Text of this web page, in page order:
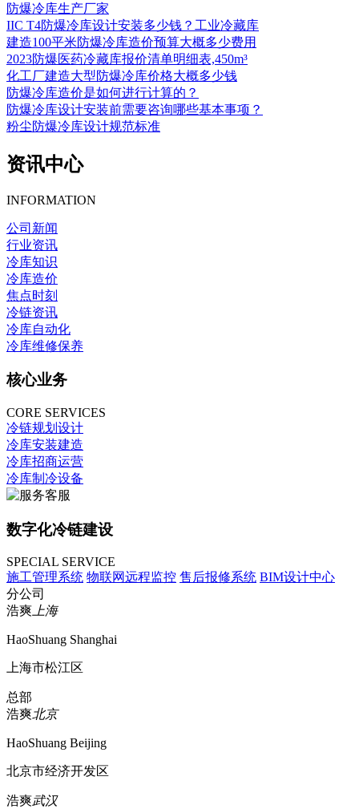
防爆冷库生产厂家
IIC T4防爆冷库设计安装多少钱？工业冷藏库
建造100平米防爆冷库造价预算大概多少费用
2023防爆医药冷藏库报价清单明细表,450m³
化工厂建造大型防爆冷库价格大概多少钱
防爆冷库造价是如何进行计算的？
防爆冷库设计安装前需要咨询哪些基本事项？
粉尘防爆冷库设计规范标准
资讯中心
INFORMATION
公司新闻
行业资讯
冷库知识
冷库造价
焦点时刻
冷链资讯
冷库自动化
冷库维修保养
核心业务
CORE SERVICES
冷链规划设计
冷库安装建造
冷库招商运营
冷库制冷设备
数字化冷链建设
SPECIAL SERVICE
施工管理系统 物联网远程监控 售后报修系统 BIM设计中心
分公司
浩爽上海
HaoShuang Shanghai
上海市松江区
总部
浩爽北京
HaoShuang Beijing
北京市经济开发区
浩爽武汉